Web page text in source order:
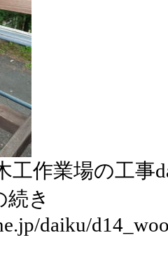
工作業場の工事
続き
daiku/